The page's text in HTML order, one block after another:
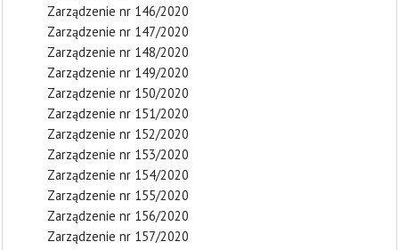
Zarządzenie nr 146/2020
Zarządzenie nr 147/2020
Zarządzenie nr 148/2020
Zarządzenie nr 149/2020
Zarządzenie nr 150/2020
Zarządzenie nr 151/2020
Zarządzenie nr 152/2020
Zarządzenie nr 153/2020
Zarządzenie nr 154/2020
Zarządzenie nr 155/2020
Zarządzenie nr 156/2020
Zarządzenie nr 157/2020